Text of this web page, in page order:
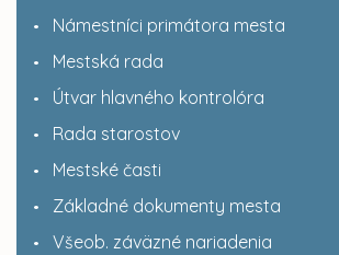
Námestníci primátora mesta
Mestská rada
Útvar hlavného kontrolóra
Rada starostov
Mestské časti
Základné dokumenty mesta
Všeob. záväzné nariadenia